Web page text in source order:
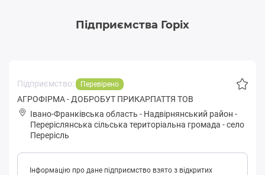
Підприємства Горіх
Підприємство: Перевірено
АГРОФІРМА - ДОБРОБУТ ПРИКАРПАТТЯ ТОВ
Івано-Франківська область - Надвірнянський район -
Пepepіслянськa сільська територіальна громада -село
Перерісль
Інформацію про дане підприємство взято з відкритих